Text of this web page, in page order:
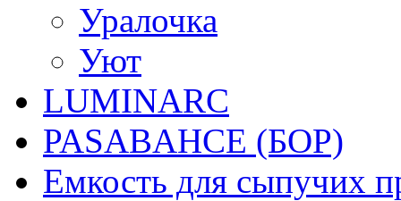
Уралочка
Уют
LUMINARC
PASABAHCE (БОР)
Емкость для сыпучих